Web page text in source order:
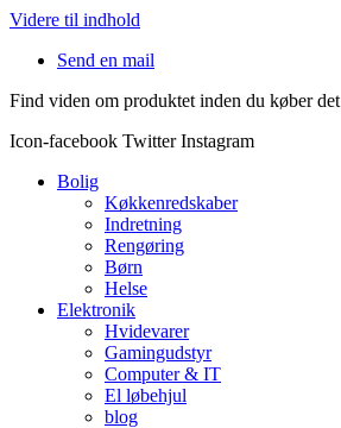
Videre til indhold
Send en mail
Find viden om produktet inden du køber det
Icon-facebook Twitter Instagram
Bolig
Køkkenredskaber
Indretning
Rengøring
Børn
Helse
Elektronik
Hvidevarer
Gamingudstyr
Computer & IT
El løbehjul
blog